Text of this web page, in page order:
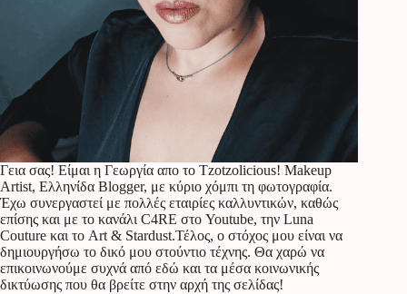
Γεια σας! Είμαι η Γεωργία απο το Tzotzolicious! Makeup
Artist, Ελληνίδα Blogger, με κύριο χόμπι τη φωτογραφία.
Έχω συνεργαστεί με πολλές εταιρίες καλλυντικών, καθώς
επίσης και με το κανάλι C4RE στο Youtube, την Luna
Couture και το Art & Stardust.Τέλος, ο στόχος μου είναι να
δημιουργήσω το δικό μου στούντιο τέχνης. Θα χαρώ να
επικοινωνούμε συχνά από εδώ και τα μέσα κοινωνικής
δικτύωσης που θα βρείτε στην αρχή της σελίδας!